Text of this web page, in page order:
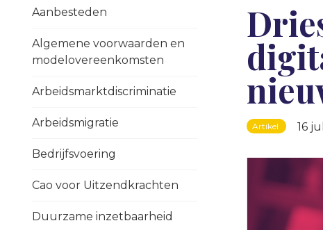
Aanbesteden
Algemene voorwaarden en
modelovereenkomsten
Arbeidsmarktdiscriminatie
Arbeidsmigratie
Bedrijfsvoering
Cao voor Uitzendkrachten
Duurzame inzetbaarheid
Artikel 16